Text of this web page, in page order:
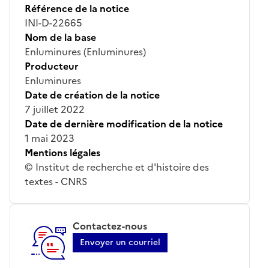
Référence de la notice
INI-D-22665
Nom de la base
Enluminures (Enluminures)
Producteur
Enluminures
Date de création de la notice
7 juillet 2022
Date de dernière modification de la notice
1 mai 2023
Mentions légales
© Institut de recherche et d'histoire des
textes - CNRS
Contactez-nous
Envoyer un courriel